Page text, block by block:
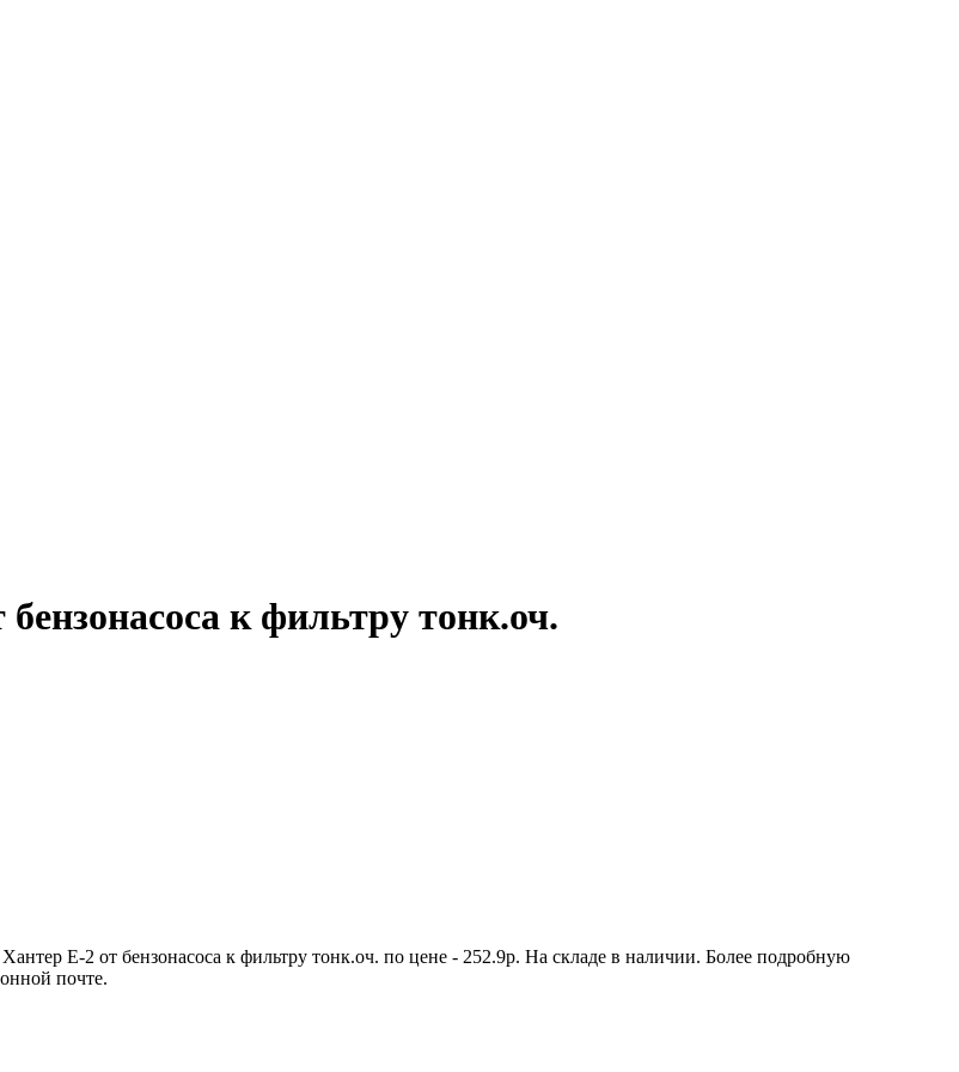
к фильтру тонк.оч.
Е-2 от бензонасоса к фильтру тонк.оч. по цене - 252.9р. На складе в наличии. Более подробную
почте.